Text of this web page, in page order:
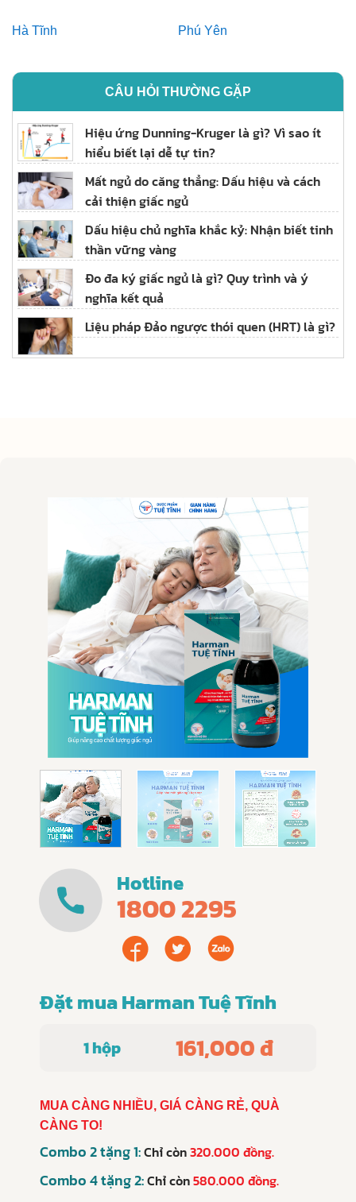
Hà Tĩnh Phú Yên
CÂU HỎI THƯỜNG GẶP
Hiệu ứng Dunning-Kruger là gì? Vì sao ít
hiểu biết lại dễ tự tin?
Mất ngủ do căng thẳng: Dấu hiệu và cách
cải thiện giấc ngủ
Dấu hiệu chủ nghĩa khắc kỷ: Nhận biết tinh
thần vững vàng
Đo đa ký giấc ngủ là gì? Quy trình và ý
nghĩa kết quả
Liệu pháp Đảo ngược thói quen (HRT) là gì?
Đặt mua Harman Tuệ Tĩnh
1 hộp 161,000 đ
MUA CÀNG NHIỀU, GIÁ CÀNG RẺ, QUÀ
CÀNG TO!
Combo 2 tặng 1:Chỉ còn320.000 đồng.
Combo 4 tặng 2:Chỉ còn580.000 đồng.
Hotline
1800 2295